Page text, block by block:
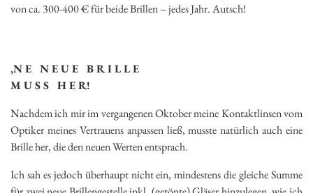
von ca. 300-400 € für beide Brillen – jedes Jahr. Autsch!
‚N E N E U E B R I L L E
M U S S H E R!
Nachdem ich mir im vergangenen Oktober meine Kontaktlinsen vom
Optiker meines Vertrauens anpassen ließ, musste natürlich auch eine
Brille her, die den neuen Werten entsprach.
Ich sah es jedoch überhaupt nicht ein, mindestens die gleiche Summe